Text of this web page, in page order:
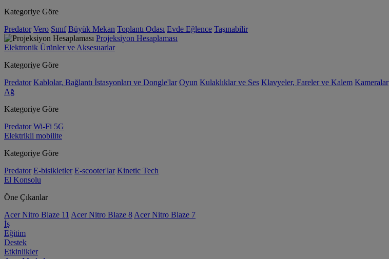
Kategoriye Göre
Predator Vero Sınıf Büyük Mekan Toplantı Odası Evde Eğlence Taşınabilir
Projeksiyon Hesaplaması
Elektronik Ürünler ve Aksesuarlar
Kategoriye Göre
Predator Kablolar, Bağlantı İstasyonları ve Dongle'lar Oyun Kulaklıklar ve Ses Klavyeler, Fareler ve Kalem Kameralar
Ağ
Kategoriye Göre
Predator Wi-Fi 5G
Elektrikli mobilite
Kategoriye Göre
Predator E-bisikletler E-scooter'lar Kinetic Tech
El Konsolu
Öne Çıkanlar
Acer Nitro Blaze 11 Acer Nitro Blaze 8 Acer Nitro Blaze 7
İş
Eğitim
Destek
Etkinlikler